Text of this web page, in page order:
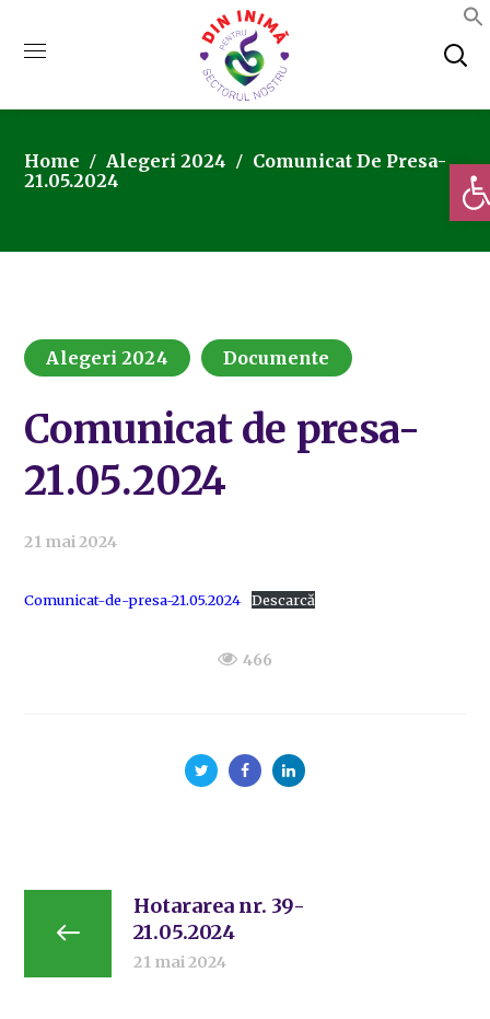
Home Alegeri 2024
Comunicat De Presa-
21.05.2024
Alegeri 2024 Documente
Comunicat de presa-
21.05.2024
21 mai 2024
Comunicat-de-presa-21.05.2024 Descarcă
466
Hotararea nr. 39-
21.05.2024
21 mai 2024